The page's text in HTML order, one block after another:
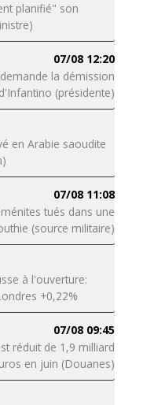
planifié" son
07/08 12:20
la démission
d'Infantino (présidente)
en Arabie saoudite
07/08 11:08
tués dans une
(source militaire)
à l'ouverture:
+0,22%
07/08 09:45
réduit de 1,9 milliard
en juin (Douanes)